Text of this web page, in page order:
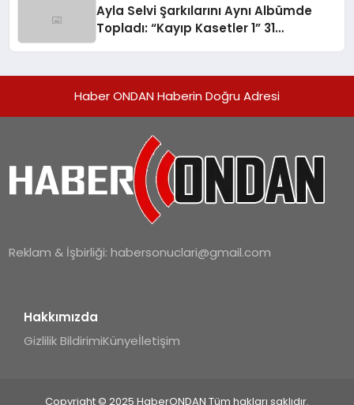
Ayla Selvi Şarkılarını Aynı Albümde
Topladı: “Kayıp Kasetler 1” 31
Haber ONDAN Haberin Doğru Adresi
Reklam & İşbirliği:habersonuclari@gmail.com
Hakkımızda
Gizlilik BildirimiKünyeİletişim
Copyright © 2025 HaberONDAN Tüm hakları saklıdır.